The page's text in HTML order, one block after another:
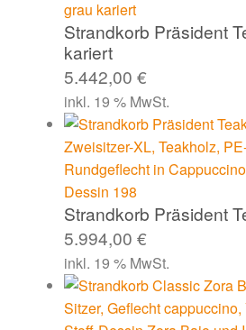
Strandkorb Präsident
kariert
5.442,00 €
inkl. 19 % MwSt.
Strandkorb Präsident
5.994,00 €
inkl. 19 % MwSt.